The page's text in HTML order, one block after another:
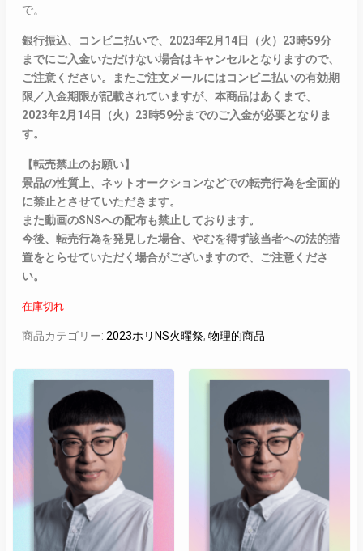
で。
銀行振込、コンビニ払いで、2023年2月14日（火）23時59分
までにご入金いただけない場合はキャンセルとなりますので、
ご注意ください。またご注文メールにはコンビニ払いの有効期
限／入金期限が記載されていますが、本商品はあくまで、
2023年2月14日（火）23時59分までのご入金が必要となりま
す。
【転売禁止のお願い】
景品の性質上、ネットオークションなどでの転売行為を全面的
に禁止とさせていただきます。
また動画のSNSへの配布も禁止しております。
今後、転売行為を発見した場合、やむを得ず該当者への法的措
置をとらせていただく場合がございますので、ご注意くださ
い。
在庫切れ
商品カテゴリー: 2023ホリNS火曜祭, 物理的商品